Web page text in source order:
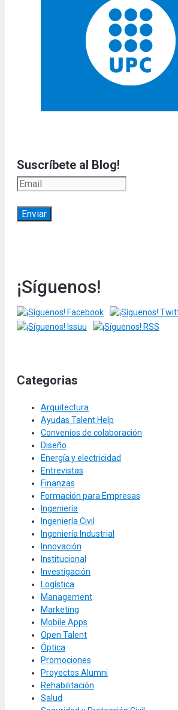
Suscríbete al Blog!
¡Síguenos!
Categorias
Arquitectura
Ayudas Talent Help
Convenios de colaboración
Diseño
Energía y electricidad
Entrevistas
Finanzas
Formación para Empresas
Ingeniería
Ingeniería Civil
Ingeniería Industrial
Innovación
Institucional
Investigación
Logística
Management
Marketing
Mobile Apps
Open Talent
Óptica
Promociones
Proyectos Alumni
Rehabilitación
Salud